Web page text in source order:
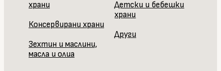
храни
Консервирани храни
Зехтин и маслини,
масла и олиа
Детски и бебешки
храни
Други